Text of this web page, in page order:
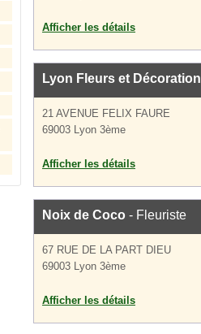
Afficher les détails
Lyon Fleurs et Décoration
21 AVENUE FELIX FAURE
69003 Lyon 3ème
Afficher les détails
Noix de Coco - Fleuriste
67 RUE DE LA PART DIEU
69003 Lyon 3ème
Afficher les détails